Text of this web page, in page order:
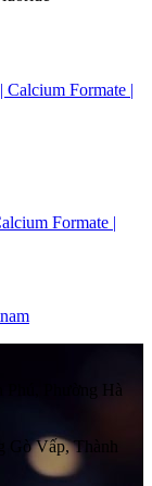
Formate |
Phường Hà
Gò Vấp, Thành